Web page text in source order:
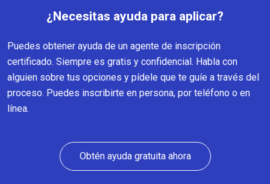
¿Necesitas ayuda para aplicar?
Puedes obtener ayuda de un agente de inscripción
certificado. Siempre es gratis y confidencial. Habla con
alguien sobre tus opciones y pídele que te guíe a través del
proceso. Puedes inscribirte en persona, por teléfono o en
línea.
Obtén ayuda gratuita ahora